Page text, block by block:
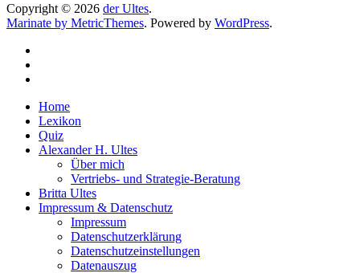
Copyright © 2026 der Ultes.
Marinate by MetricThemes. Powered by WordPress.
Home
Lexikon
Quiz
Alexander H. Ultes
Über mich
Vertriebs- und Strategie-Beratung
Britta Ultes
Impressum & Datenschutz
Impressum
Datenschutzerklärung
Datenschutzeinstellungen
Datenauszug